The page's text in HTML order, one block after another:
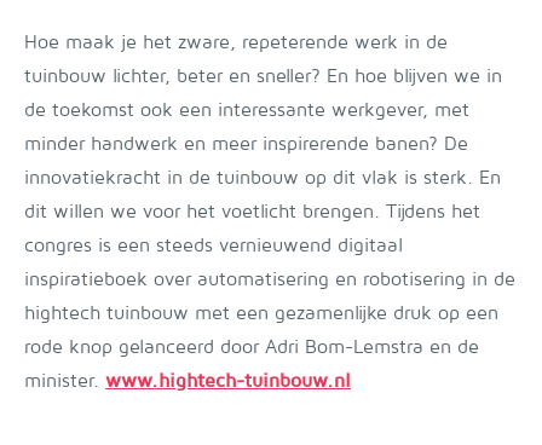
Hoe maak je het zware, repeterende werk in de
tuinbouw lichter, beter en sneller? En hoe blijven we in
de toekomst ook een interessante werkgever, met
minder handwerk en meer inspirerende banen? De
innovatiekracht in de tuinbouw op dit vlak is sterk. En
dit willen we voor het voetlicht brengen. Tijdens het
congres is een steeds vernieuwend digitaal
inspiratieboek over automatisering en robotisering in de
hightech tuinbouw met een gezamenlijke druk op een
rode knop gelanceerd door Adri Bom-Lemstra en de
minister. www.hightech-tuinbouw.nl